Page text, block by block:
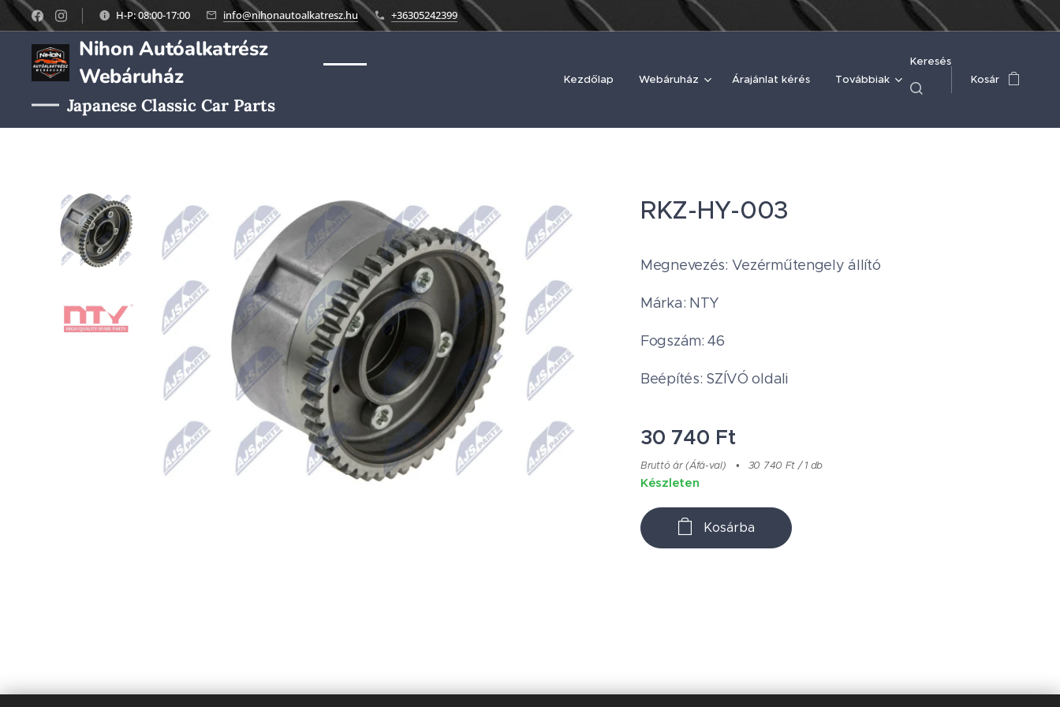
H-P: 08:00-17:00 info@nihonautoalkatresz.hu +36305242399
Nihon Autóalkatrész
Webáruház
Japanese Classic Car Parts
Kezdőlap Webáruház Árajánlat kérés Továbbiak
Keresés
Kosár
RKZ-HY-003
Megnevezés: Vezérműtengely állító
Márka: NTY
Fogszám: 46
Beépítés: SZÍVÓ oldali
30 740 Ft
Bruttó ár (Áfá-val) 30 740 Ft / 1 db
Készleten
Kosárba